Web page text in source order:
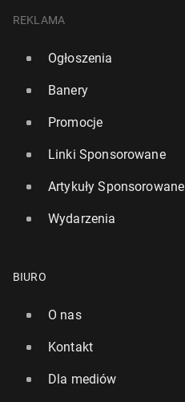
REKLAMA
Ogłoszenia
Banery
Promocje
Linki Sponsorowane
Artykuły Sponsorowane
Wydarzenia
BIURO
O nas
Kontakt
Dla mediów